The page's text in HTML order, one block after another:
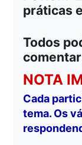
práticas
Todos
NOTA
Cada
tema. Os